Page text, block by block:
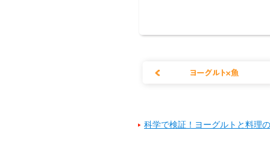
科学で検証！ヨーグルトと料理